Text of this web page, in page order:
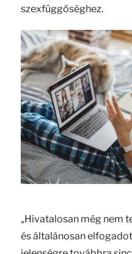
szexfüggőséghez.
„Hivatalosan még nem
és általánosan